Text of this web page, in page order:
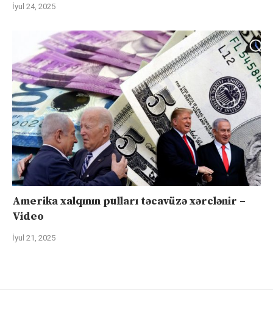
İyul 24, 2025
Amerika xalqının pulları təcavüzə xərclənir –
Video
İyul 21, 2025